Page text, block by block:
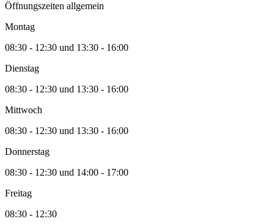
Öffnungszeiten allgemein
Montag
08:30 - 12:30 und 13:30 - 16:00
Dienstag
08:30 - 12:30 und 13:30 - 16:00
Mittwoch
08:30 - 12:30 und 13:30 - 16:00
Donnerstag
08:30 - 12:30 und 14:00 - 17:00
Freitag
08:30 - 12:30